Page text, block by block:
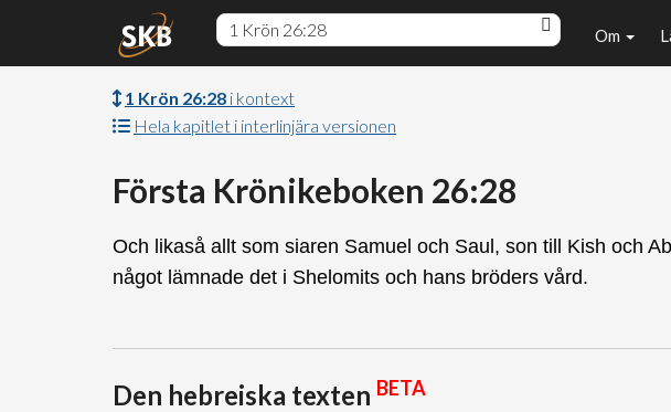
Om
1 Krön 26:28 i kontext
Hela kapitlet i interlinjära versionen
Första Krönikeboken 26:28
Och likaså allt som siaren Samuel och Saul, son till Kish och
något lämnade det i Shelomits och hans bröders vård.
Den hebreiska texten BETA